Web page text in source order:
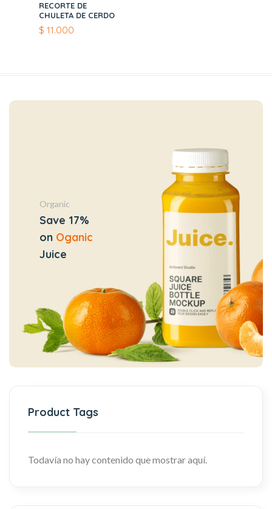
RECORTE DE
CHULETA DE CERDO
$ 11.000
Organic
Save 17%
on Oganic
Juice
Product Tags
Todavía no hay contenido que mostrar aquí.